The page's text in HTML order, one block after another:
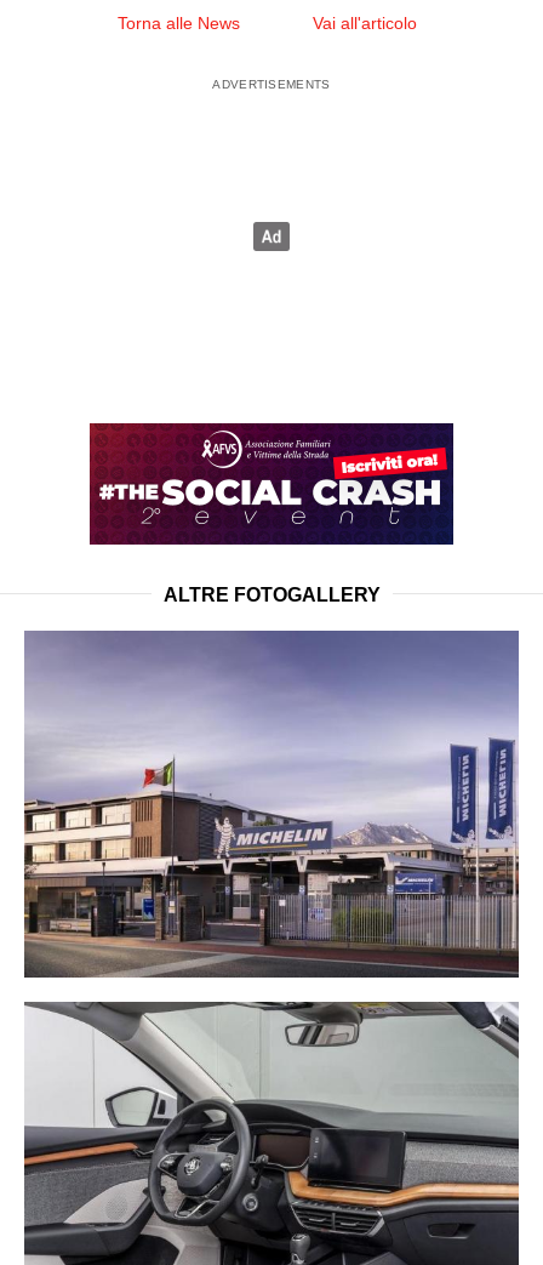
Torna alle News Vai all'articolo
ALTRE FOTOGALLERY